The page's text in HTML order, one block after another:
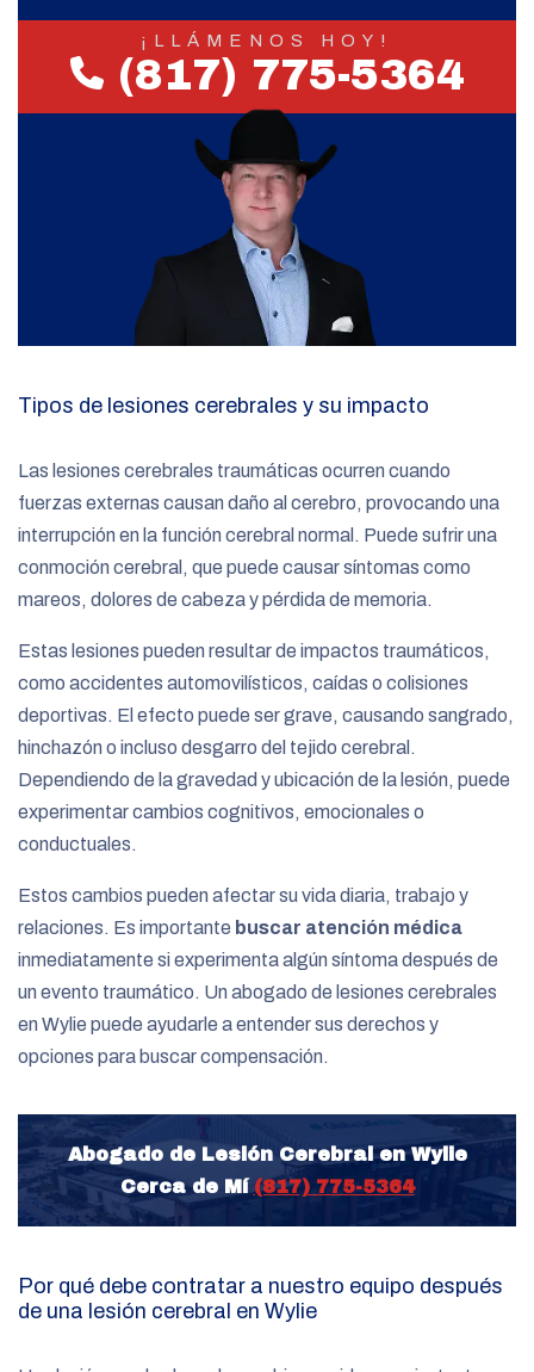
¡LLÁMENOS HOY!
(817) 775-5364
Tipos de lesiones cerebrales y su impacto
Las lesiones cerebrales traumáticas ocurren cuando
fuerzas externas causan daño al cerebro, provocando una
interrupción en la función cerebral normal. Puede sufrir una
conmoción cerebral, que puede causar síntomas como
mareos, dolores de cabeza y pérdida de memoria.
Estas lesiones pueden resultar de impactos traumáticos,
como accidentes automovilísticos, caídas o colisiones
deportivas. El efecto puede ser grave, causando sangrado,
hinchazón o incluso desgarro del tejido cerebral.
Dependiendo de la gravedad y ubicación de la lesión, puede
experimentar cambios cognitivos, emocionales o
conductuales.
Estos cambios pueden afectar su vida diaria, trabajo y
relaciones. Es importante buscar atención médica
inmediatamente si experimenta algún síntoma después de
un evento traumático. Un abogado de lesiones cerebrales
en Wylie puede ayudarle a entender sus derechos y
opciones para buscar compensación.
Abogado de Lesión Cerebral en Wylie
Cerca de Mí (817) 775-5364
Por qué debe contratar a nuestro equipo después
de una lesión cerebral en Wylie